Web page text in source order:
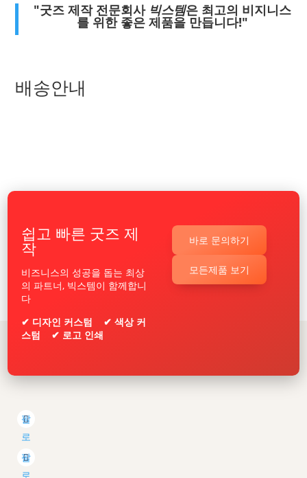
"굿즈 제작 전문회사 빅스템은 최고의 비지니스
를 위한 좋은 제품을 만듭니다!"
배송안내
쉽고 빠른 굿즈 제
작
비즈니스의 성공을 돕는 최상
의 파트너, 빅스템이 함께합니
다
✔ 디자인 커스텀 ✔ 색상 커
스텀 ✔ 로고 인쇄
바로 문의하기
모든제품 보기
팔
로
우
팔
로